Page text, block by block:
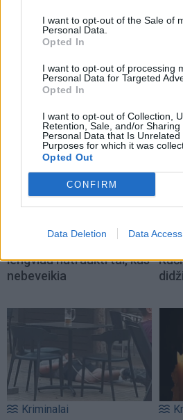
I want to opt-out of the Sale of
Personal Data.
Opted In
I want to opt-out of processing
Personal Data for Targeted
Opted In
I want to opt-out of Collection,
Retention, Sale, and/or Sharing
Personal Data that Is Unrelated
Purposes for which it was
Opted Out
CONFIRM
Data Deletion Data Access
NAUJI
Horoskopai
Dienos horoskopas 12
Zodiako ženklų: gali būti
lengviau nutraukti tai, kas
nebeveikia
Į
Kriminalai